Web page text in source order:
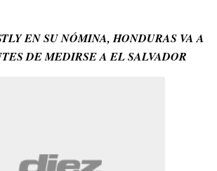
EN SU NÓMINA, HONDURAS VA A
DE MEDIRSE A EL SALVADOR